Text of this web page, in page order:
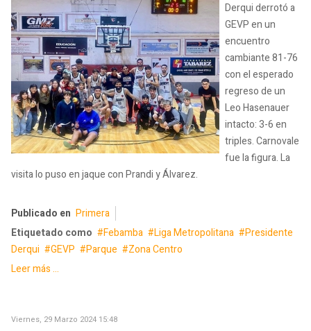
Derqui derrotó a
GEVP en un
encuentro
cambiante 81-76
con el esperado
regreso de un
Leo Hasenauer
intacto: 3-6 en
triples. Carnovale
fue la figura. La
visita lo puso en jaque con Prandi y Álvarez.
Publicado en Primera
Etiquetado como
Febamba Liga Metropolitana
Presidente
Derqui
GEVP Parque
Zona Centro
Leer más ...
Viernes, 29 Marzo 2024 15:48